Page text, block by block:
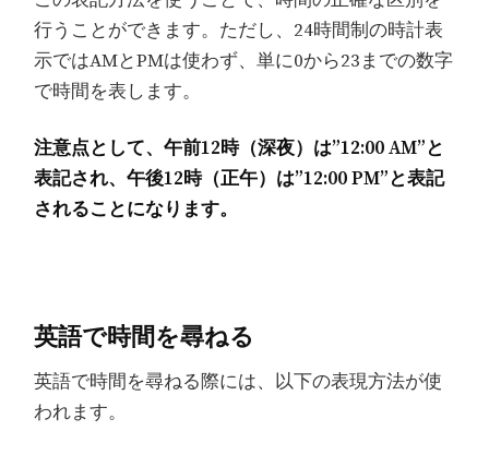
行うことができます。ただし、24時間制の時計表
示ではAMとPMは使わず、単に0から23までの数字
で時間を表します。
注意点として、午前12時（深夜）は”12:00 AM”と
表記され、午後12時（正午）は”12:00 PM”と表記
されることになります。
英語で時間を尋ねる
英語で時間を尋ねる際には、以下の表現方法が使
われます。